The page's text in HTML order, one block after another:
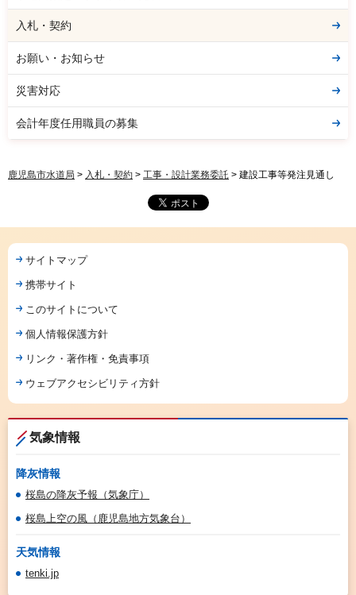
入札・契約
お願い・お知らせ
災害対応
会計年度任用職員の募集
鹿児島市水道局 > 入札・契約 > 工事・設計業務委託 > 建設工事等発注見通し
サイトマップ
携帯サイト
このサイトについて
個人情報保護方針
リンク・著作権・免責事項
ウェブアクセシビリティ方針
気象情報
降灰情報
桜島の降灰予報（気象庁）
桜島上空の風（鹿児島地方気象台）
天気情報
tenki.jp